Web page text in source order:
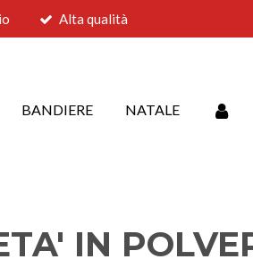
Alta qualità
BANDIERE NATALE
IN